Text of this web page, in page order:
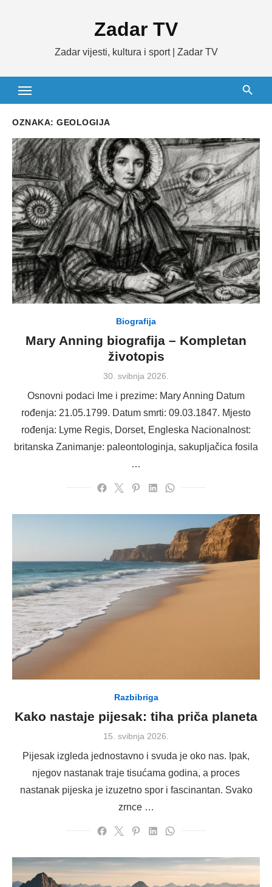
Zadar TV
Zadar vijesti, kultura i sport | Zadar TV
OZNAKA: GEOLOGIJA
Biografija
Mary Anning biografija – Kompletan
životopis
Posted
30. svibnja 2026.
Osnovni podaci Ime i prezime: Mary Anning Datum
rođenja: 21.05.1799. Datum smrti: 09.03.1847. Mjesto
rođenja: Lyme Regis, Dorset, Engleska Nacionalnost:
britanska Zanimanje: paleontologinja, sakupljačica fosila
…
Razbibriga
Kako nastaje pijesak: tiha priča planeta
Posted
15. svibnja 2026.
Pijesak izgleda jednostavno i svuda je oko nas. Ipak,
njegov nastanak traje tisućama godina, a proces
nastanak pijeska je izuzetno spor i fascinantan. Svako
zrnce …